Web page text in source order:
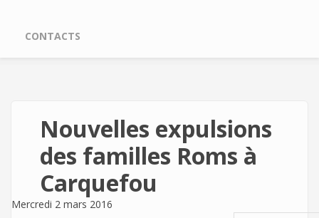
CONTACTS
Nouvelles expulsions
des familles Roms à
Carquefou
Mercredi 2 mars 2016